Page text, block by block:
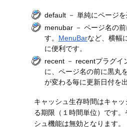
default － 単純にページを
menubar － ページ名の
す。 MenuBarなど、横幅
に便利です。
recent － recentプラグイ
に、ページ名の前に黒丸
が変わる毎に更新日付を
キャッシュ生存時間はキャ
る期限（１時間単位）です。
シュ機能は無効となります。